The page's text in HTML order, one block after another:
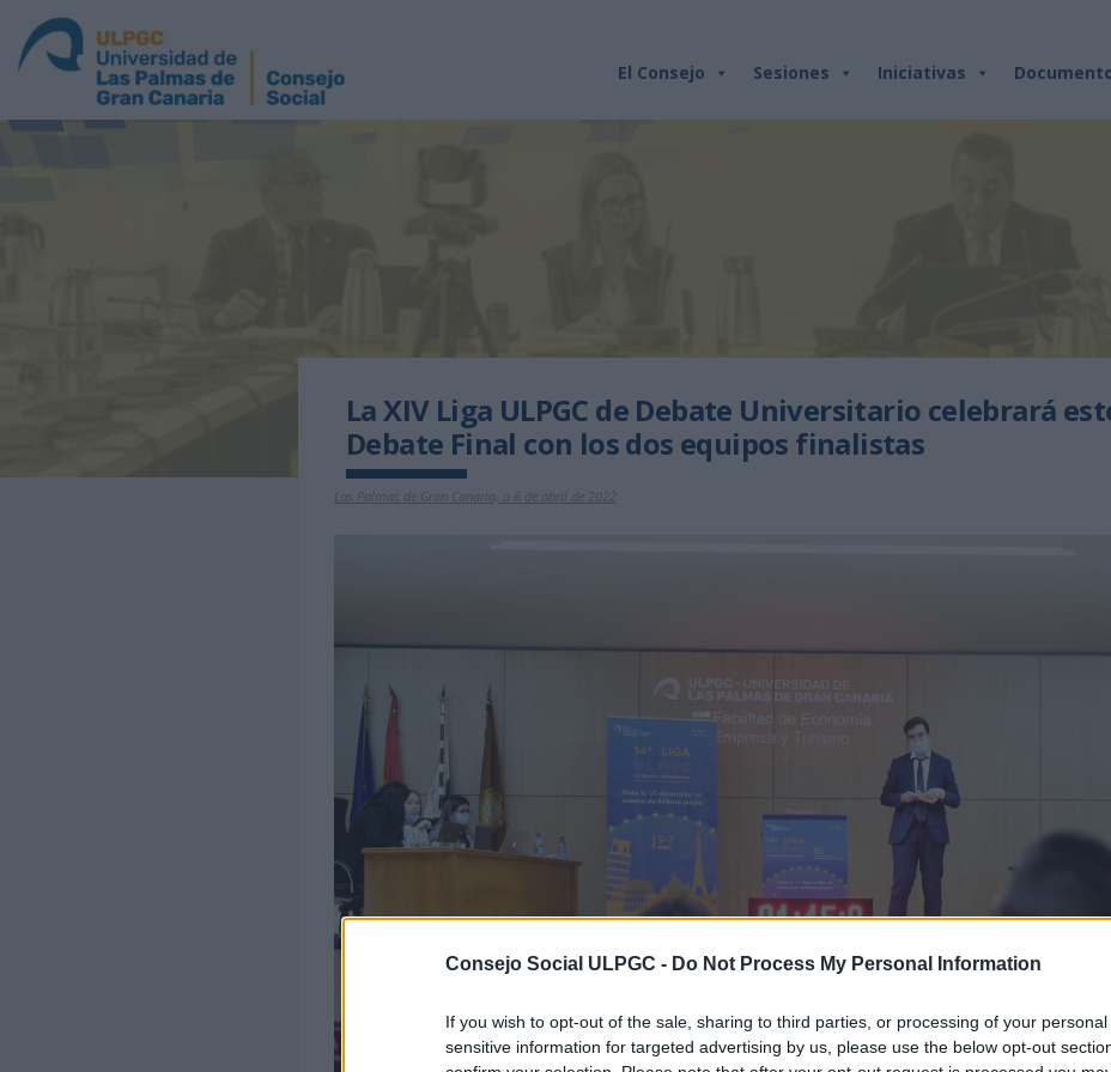
Consejo Social ULPGC - Do Not Process My Personal Information
If you wish to opt-out of the sale, sharing to third parties, or processing of your personal
sensitive information for targeted advertising by us, please use the below opt-out
El Consejo Sesiones Iniciativas
La XIV Liga ULPGC de Debate Universitario celebrará
Debate Final con los dos equipos finalistas
Las Palmas de Gran Canaria, a 6 de abril de 2022